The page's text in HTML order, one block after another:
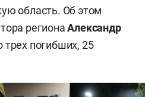
область. Об этом
регионаАлександр
трех погибших, 25